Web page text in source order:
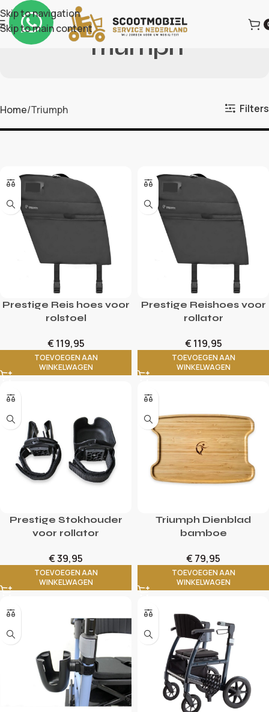
Skip to navigation
Skip to main content
Triumph
Home Triumph Filters
Prestige Reis hoes voor
rolstoel
€ 119,95
TOEVOEGEN AAN
WINKELWAGEN
Prestige Reishoes voor
rollator
€ 119,95
TOEVOEGEN AAN
WINKELWAGEN
Prestige Stokhouder
voor rollator
€39,95
TOEVOEGEN AAN
WINKELWAGEN
Triumph Dienblad
bamboe
€ 79,95
TOEVOEGEN AAN
WINKELWAGEN